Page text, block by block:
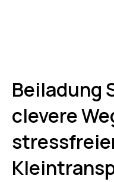
Beiladung
clevere